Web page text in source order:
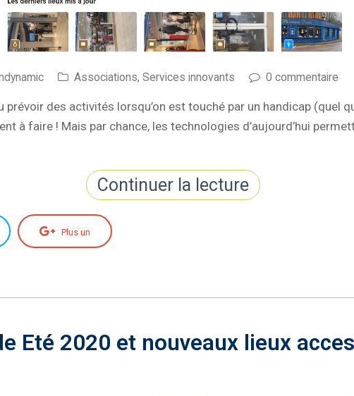
Associations, Services innovants 0 commentaire
des activités lorsqu’on est touché par un handicap (quel
à faire ! Mais par chance, les technologies d’aujourd’hui
Continuer la lecture
Plus un
Eté 2020 et nouveaux lieux